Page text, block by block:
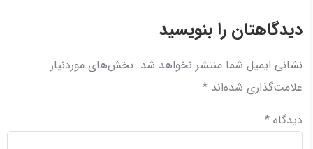
دیدگاهتان را بنویسید
نشانی ایمیل شما منتشر نخواهد شد. بخش‌های موردنیاز
علامت‌گذاری شده‌اند *
دیدگاه *